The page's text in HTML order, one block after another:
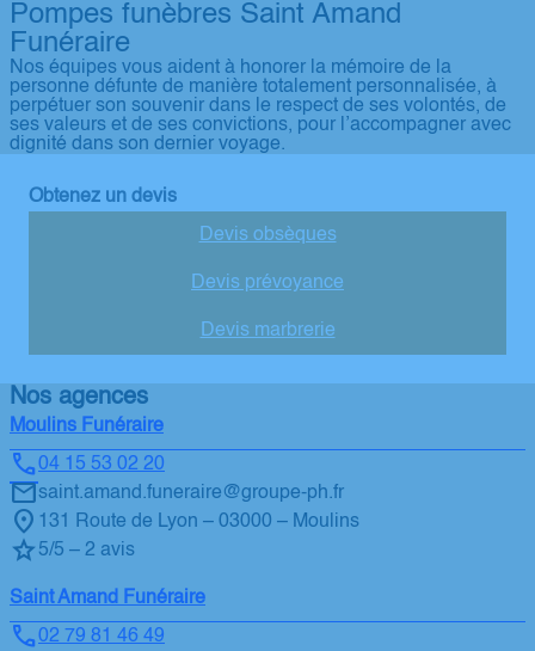
Pompes funèbres Saint Amand
Funéraire
Nos équipes vous aident à honorer la mémoire de la
personne défunte de manière totalement personnalisée, à
perpétuer son souvenir dans le respect de ses volontés, de
ses valeurs et de ses convictions, pour l’accompagner avec
dignité dans son dernier voyage.
Obtenez un devis
Devis obsèques
Devis prévoyance
Devis marbrerie
Nos agences
Moulins Funéraire
04 15 53 02 20
saint.amand.funeraire@groupe-ph.fr
131 Route de Lyon – 03000 – Moulins
5/5 – 2 avis
Saint Amand Funéraire
02 79 81 46 49